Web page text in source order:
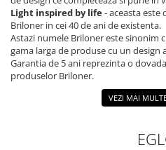
Lustre suspendate
Pendul industrial
Sina Magnetica Slim
Iluminat spatiu comercial
Iluminat hala industriala
Iluminat stradal
Light inspired by life- aceasta este
Briloner in cei 40 de ani de existenta.
Astazi numele Briloner este sinonim
gama larga de produse cu un
Garantia de 5 ani reprezinta o
produselor Briloner.
VEZI MAI